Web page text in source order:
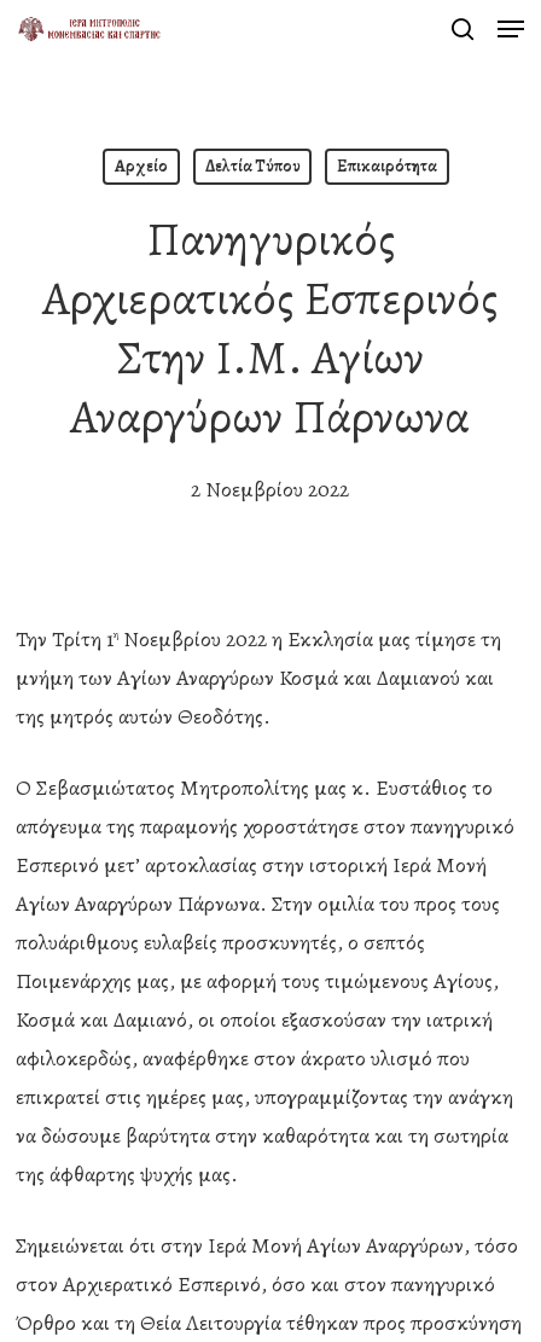
Skip
Αρχείο Δελτία Τύπου Επικαιρότητα
Πανηγυρικός
Αρχιερατικός Εσπερινός
Στην Ι.Μ. Αγίων
Αναργύρων Πάρνωνα
2 Νοεμβρίου 2022
Την Τρίτη 1η Νοεμβρίου 2022 η Εκκλησία μας τίμησε τη
μνήμη των Αγίων Αναργύρων Κοσμά και Δαμιανού και
της μητρός αυτών Θεοδότης.
Ο Σεβασμιώτατος Μητροπολίτης μας κ. Ευστάθιος το
απόγευμα της παραμονής χοροστάτησε στον πανηγυρικό
Εσπερινό μετ’ αρτοκλασίας στην ιστορική Ιερά Μονή
Αγίων Αναργύρων Πάρνωνα. Στην ομιλία του προς τους
πολυάριθμους ευλαβείς προσκυνητές, ο σεπτός
Ποιμενάρχης μας, με αφορμή τους τιμώμενους Αγίους,
Κοσμά και Δαμιανό, οι οποίοι εξασκούσαν την ιατρική
αφιλοκερδώς, αναφέρθηκε στον άκρατο υλισμό που
επικρατεί στις ημέρες μας, υπογραμμίζοντας την ανάγκη
να δώσουμε βαρύτητα στην καθαρότητα και τη σωτηρία
της άφθαρτης ψυχής μας.
Σημειώνεται ότι στην Ιερά Μονή Αγίων Αναργύρων, τόσο
στον Αρχιερατικό Εσπερινό, όσο και στον πανηγυρικό
Όρθρο και τη Θεία Λειτουργία τέθηκαν προς προσκύνηση